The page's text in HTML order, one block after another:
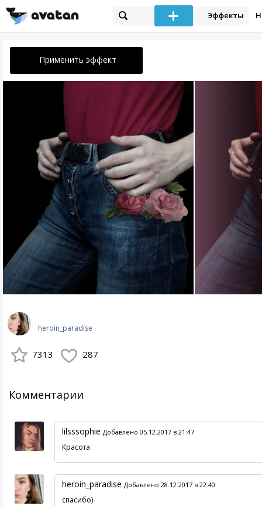
Эффекты
Применить эффект
heroin_paradise
7313 287
Комментарии
lilsssophie Добавлено 05.12.2017 в 21:47
Красота
heroin_paradise Добавлено 28.12.2017 в 22:40
спасибо)